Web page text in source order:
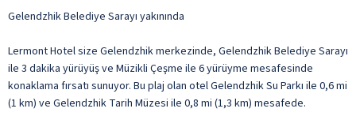
Gelendzhik Belediye Sarayı yakınında
Lermont Hotel size Gelendzhik merkezinde, Gelendzhik Belediye Sarayı
ile 3 dakika yürüyüş ve Müzikli Çeşme ile 6 yürüyme mesafesinde
konaklama fırsatı sunuyor. Bu plaj olan otel Gelendzhik Su Parkı ile 0,6 mi
(1 km) ve Gelendzhik Tarih Müzesi ile 0,8 mi (1,3 km) mesafede.